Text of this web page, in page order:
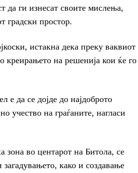
да ги изнесат своите мислења,
градски простор.
истакна дека преку ваквиот
креирањето на решенија кои ќе го
е да се дојде до најдоброто
учество на граѓаните, нагласи
зона во центарот на Битола, се
како и создавање